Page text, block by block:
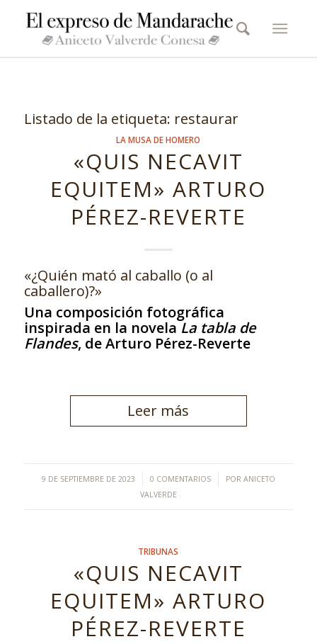
Listado de la etiqueta: restaurar
LA MUSA DE HOMERO
«QUIS NECAVIT
EQUITEM» ARTURO
PÉREZ-REVERTE
«¿Quién mató al caballo (o al
caballero)?»
Una composición fotográfica
inspirada en la novela La tabla de
Flandes, de Arturo Pérez-Reverte
Leer más
9 DE SEPTIEMBRE DE 2023
/ 0 COMENTARIOS
/ POR ANICETO
VALVERDE
TRIBUNAS
«QUIS NECAVIT
EQUITEM» ARTURO
PÉREZ-REVERTE